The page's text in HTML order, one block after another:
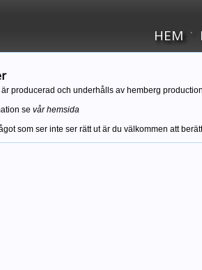
HEM ·
producerad och underhålls av hemberg
se vår hemsida
som ser inte ser rätt ut är du välkommen att